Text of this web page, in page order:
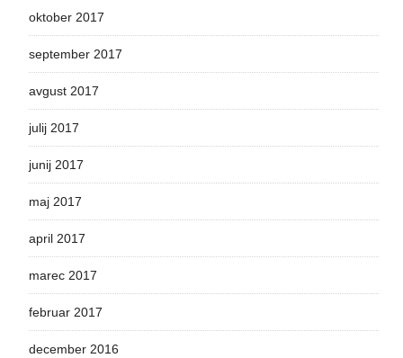
oktober 2017
september 2017
avgust 2017
julij 2017
junij 2017
maj 2017
april 2017
marec 2017
februar 2017
december 2016